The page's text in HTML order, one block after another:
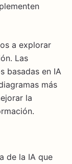
a explorar
Las
basadas en IA
más
la
de la IA que